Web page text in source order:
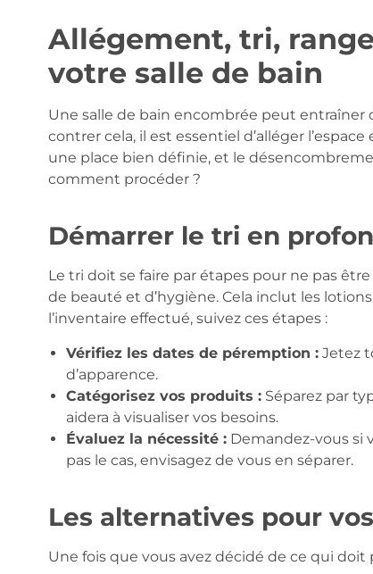
Allégement, tri,
votre salle de bain
Une salle de bain encombrée peut entraîner
contrer cela, il est essentiel d’alléger
une place bien définie, et le
comment procéder ?
Démarrer le tri en
Le tri doit se faire par étapes pour ne pas
de beauté et d’hygiène. Cela inclut les
l’inventaire effectué, suivez ces étapes :
Vérifiez les dates de péremption :Jetez
d’apparence.
Catégorisez vos produits :Séparez par
aidera à visualiser vos besoins.
Évaluez la nécessité :Demandez-vous si
pas le cas, envisagez de vous en séparer.
Les alternatives pour
Une fois que vous avez décidé de ce qui doit